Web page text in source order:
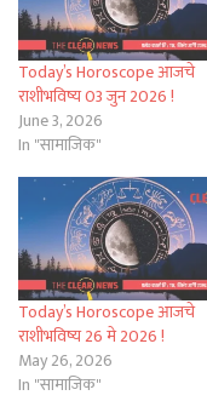
Today’s Horoscope आजचे
राशीभविष्य 03 जुन 2026 !
June 3, 2026
In "सामाजिक"
Today’s Horoscope आजचे
राशीभविष्य 26 मे 2026 !
May 26, 2026
In "सामाजिक"